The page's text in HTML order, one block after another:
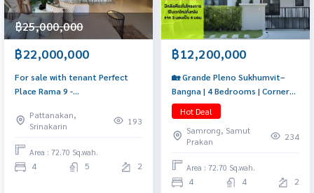
฿25,000,000
฿22,000,000
For sale with tenant Perfect
Place Rama 9 -
5636 Good location in front of
the project
Pattanakan,
Srinakarin
193
Area : 72.70 Sq.wah.
4 5 2
฿12,200,000
🏡 Grande Pleno Sukhumvit–
Bangna | 4 Bedrooms | Corner
Plot with the Largest Garden
Price 12.2 MB* (Rental 85K
Baht/month*) 📞: 065-626-5636
(K. Kie)
Hot Deal
Samrong, Samut
Prakan
234
Area : 72.70 Sq.wah.
4 4 2